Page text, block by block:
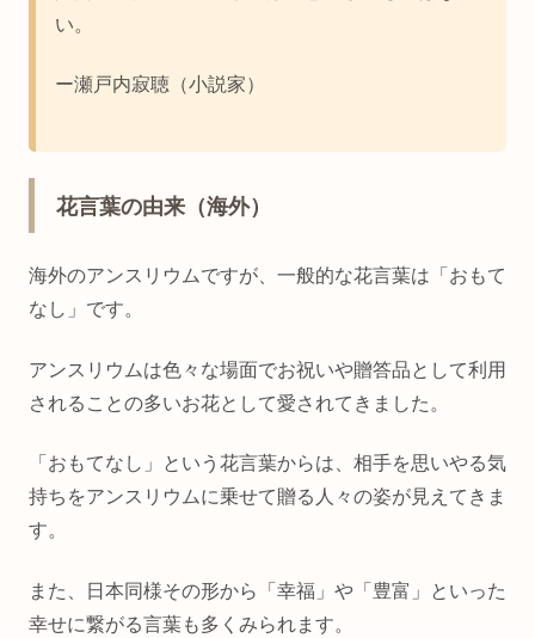
い。
ー瀬戸内寂聴（小説家）
花言葉の由来（海外）
海外のアンスリウムですが、一般的な花言葉は「おもて
なし」です。
アンスリウムは色々な場面でお祝いや贈答品として利用
されることの多いお花として愛されてきました。
「おもてなし」という花言葉からは、相手を思いやる気
持ちをアンスリウムに乗せて贈る人々の姿が見えてきま
す。
また、日本同様その形から「幸福」や「豊富」といった
幸せに繋がる言葉も多くみられます。